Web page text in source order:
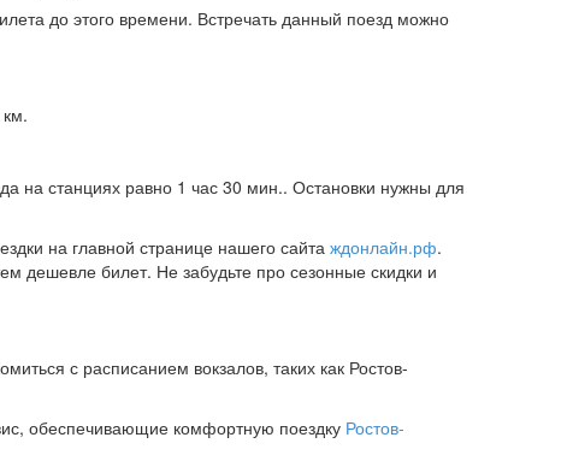
до этого времени. Встречать данный поезд можно
на станциях равно 1 час 30 мин.. Остановки нужны для
на главной странице нашего сайта ждонлайн.рф.
дешевле билет. Не забудьте про сезонные скидки и
с расписанием вокзалов, таких как Ростов-
обеспечивающие комфортную поездку Ростов-